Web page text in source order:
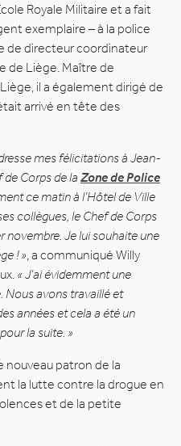
Royale Militaire et a fait
exemplaire – à la police
de directeur coordinateur
de Liège. Maître de
il a également dirigé de
arrivé en tête des
mes félicitations à Jean-
Corps de la Zone de Police
ce matin à l’Hôtel de Ville
collègues, le Chef de Corps
novembre. Je lui souhaite une
! » , a communiqué Willy
« J’ai évidemment une
Nous avons travaillé et
années et cela a été un
la suite. »
nouveau patron de la
la lutte contre la drogue en
et de la petite